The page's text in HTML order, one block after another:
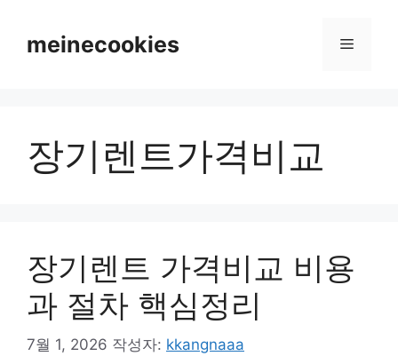
meinecookies 메
장기렌트가격비교
장기렌트 가격비교 비용
과 절차 핵심정리
7월 1, 2026 작성자: kkangnaaa